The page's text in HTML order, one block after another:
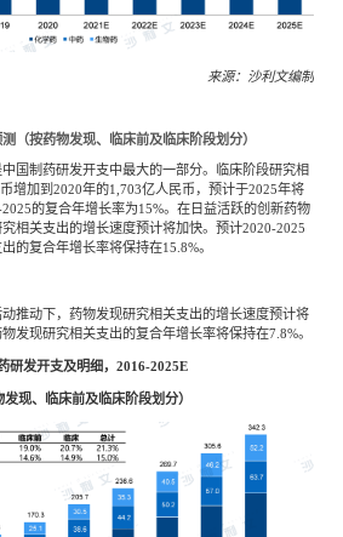
来源：沙利文编制
（按药物发现、临床前及临床阶段划分）
国制药研发开支中最大的一部分。临床阶段研究相
增加到2020年的1,703亿人民币，预计于2025年将
的复合年增长率为15%。在日益活跃的创新药物
相关支出的增长速度预计将加快。预计2020-2025
的复合年增长率将保持在15.8%。
推动下，药物发现研究相关支出的增长速度预计将
发现研究相关支出的复合年增长率将保持在7.8%。
研发开支及明细，2016-2025E
发现、临床前及临床阶段划分）